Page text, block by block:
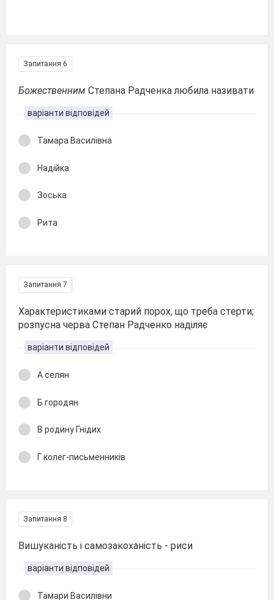
Запитання 6
Божественним Степана Радченка любила називати
варіанти відповідей
Тамара Василівна
Надійка
Зоська
Рита
Запитання 7
Характеристиками старий порох, що треба стерти;
розпусна черва Степан Радченко наділяє
варіанти відповідей
А селян
Б городян
В родину Гнідих
Г колег-письменників
Запитання 8
Вишуканість і самозакоханість - риси
варіанти відповідей
Тамари Василівни